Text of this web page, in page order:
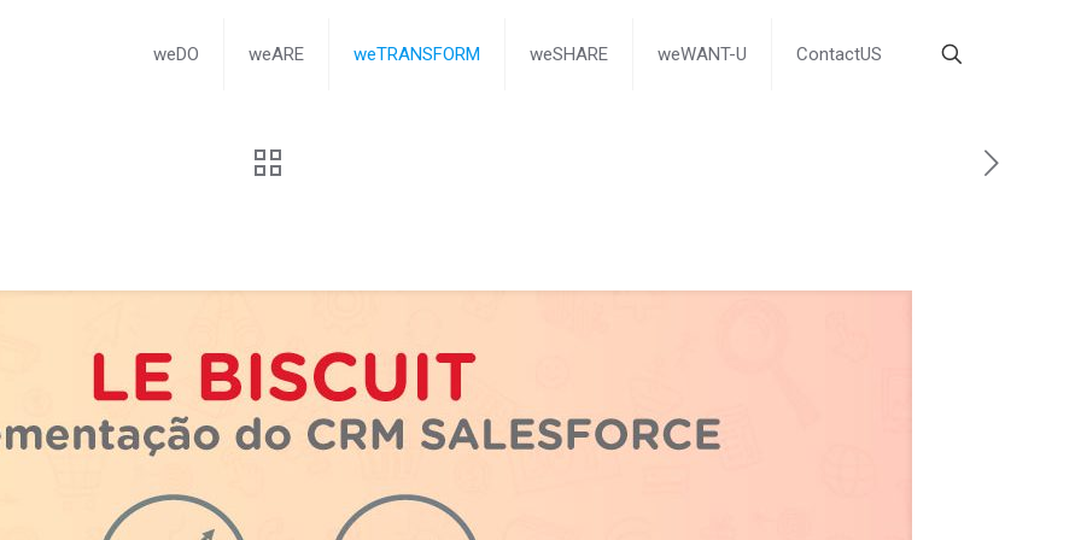
weDO weARE weTRANSFORM weSHARE weWANT-U ContactUS